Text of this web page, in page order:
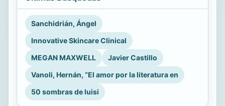
Sanchidrián, Ángel
Innovative Skincare Clinical
MEGAN MAXWELL
Javier Castillo
Vanoli, Hernán, “El amor por la literatura en
50 sombras de luisi